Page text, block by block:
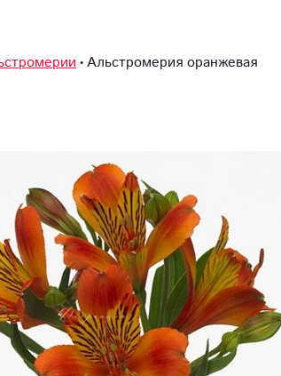
Альстромерия оранжевая